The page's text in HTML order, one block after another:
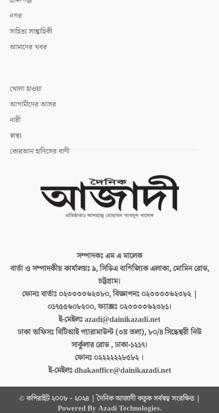
নগর
সাহিত্য সাপ্তাহিকী
আমাদের খবর
খোলা হাওয়া
আগামীদের আসর
নারী
স্বাস্থ্য
কোরআন হাদিসের বাণী
সম্পাদকঃএম এ মালেক
বার্তা ও সম্পাদকীয় কার্যালয়ঃ৯, সিডিএ বাণিজ্যিক এলাকা, মোমিন রোড,
চট্টগ্রাম।
ফোনঃ বার্তাঃ ০২৩৩৩৩৬২৩৮০, বিজ্ঞাপনঃ ০২৩৩৩৩৬২৩৮২ |
০১৭৫৫৬০৮২০০, ফ্যাক্সঃ ০২৩৩৩৩৬২৩৮১।
ই-মেইলঃazadi@dainikazadi.net
ঢাকা অফিসঃবিটিআই প্যারামাউন্ট (৩য় তলা), ৮০/৪ সিদ্ধেশ্বরী নিউ
সার্কুলার রোড , ঢাকা-১২১৭।
ফোনঃ ০২২২২২২৮৫৮২ ।
ই-মেইলঃdhakaoffice@dainikazadi.net
© কপিরাইট ২০০৮ - ২০২৪ | দৈনিক আজাদী কতৃক সর্বস্বত্ব সংরক্ষিত |
Powered By Azadi Technologies.